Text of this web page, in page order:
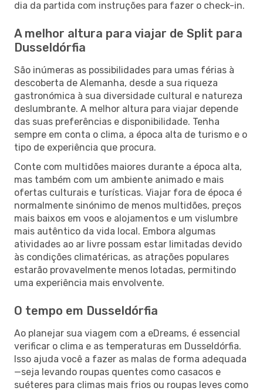
dia da partida com instruções para fazer o check-in.
A melhor altura para viajar de Split para
Dusseldórfia
São inúmeras as possibilidades para umas férias à
descoberta de Alemanha, desde a sua riqueza
gastronómica à sua diversidade cultural e natureza
deslumbrante. A melhor altura para viajar depende
das suas preferências e disponibilidade. Tenha
sempre em conta o clima, a época alta de turismo e o
tipo de experiência que procura.
Conte com multidões maiores durante a época alta,
mas também com um ambiente animado e mais
ofertas culturais e turísticas. Viajar fora de época é
normalmente sinónimo de menos multidões, preços
mais baixos em voos e alojamentos e um vislumbre
mais autêntico da vida local. Embora algumas
atividades ao ar livre possam estar limitadas devido
às condições climatéricas, as atrações populares
estarão provavelmente menos lotadas, permitindo
uma experiência mais envolvente.
O tempo em Dusseldórfia
Ao planejar sua viagem com a eDreams, é essencial
verificar o clima e as temperaturas em Dusseldórfia.
Isso ajuda você a fazer as malas de forma adequada
—seja levando roupas quentes como casacos e
suéteres para climas mais frios ou roupas leves como